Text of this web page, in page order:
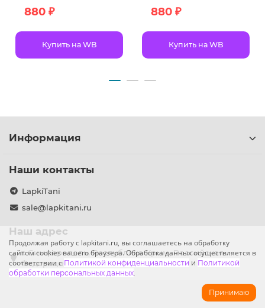
880 ₽
Купить на WB
880 ₽
Купить на WB
Продолжая работу с lapkitani.ru, вы соглашаетесь на обработку
сайтом cookies вашего браузера. Обработка данных осуществляется в
соответствии с Политикой конфиденциальности и Политикой
обработки персональных данных.
Принимаю
Информация
Наши контакты
LapkiTani
sale@lapkitani.ru
Наш адрес
г. Симферополь, Республика Крым, Российская
Федерация